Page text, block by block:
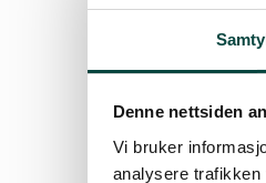
Denne nettsiden
Vi bruker
analysere trafikken